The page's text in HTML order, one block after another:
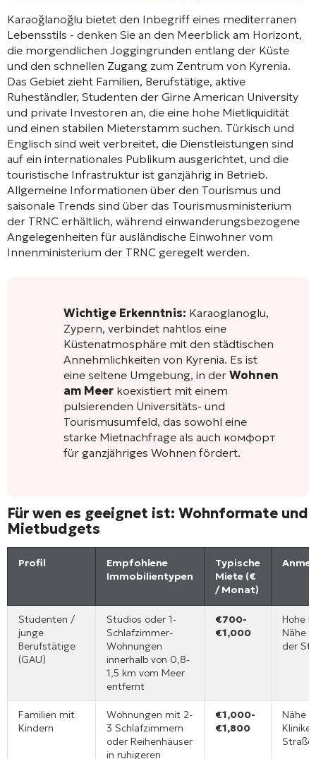
Karaoğlanoğlu bietet den Inbegriff eines mediterranen
Lebensstils - denken Sie an den Meerblick am Horizont,
die morgendlichen Joggingrunden entlang der Küste
und den schnellen Zugang zum Zentrum von Kyrenia.
Das Gebiet zieht Familien, Berufstätige, aktive
Ruheständler, Studenten der Girne American University
und private Investoren an, die eine hohe Mietliquidität
und einen stabilen Mieterstamm suchen. Türkisch und
Englisch sind weit verbreitet, die Dienstleistungen sind
auf ein internationales Publikum ausgerichtet, und die
touristische Infrastruktur ist ganzjährig in Betrieb.
Allgemeine Informationen über den Tourismus und
saisonale Trends sind über das Tourismusministerium
der TRNC erhältlich, während einwanderungsbezogene
Angelegenheiten für ausländische Einwohner vom
Innenministerium der TRNC geregelt werden.
Wichtige Erkenntnis: Karaoglanoglu,
Zypern, verbindet nahtlos eine
Küstenatmosphäre mit den städtischen
Annehmlichkeiten von Kyrenia. Es ist
eine seltene Umgebung, in der Wohnen
am Meer koexistiert mit einem
pulsierenden Universitäts- und
Tourismusumfeld, das sowohl eine
starke Mietnachfrage als auch комфорт
für ganzjähriges Wohnen fördert.
Für wen es geeignet ist: Wohnformate und
Mietbudgets
Profil
Empfohlene
Immobilientypen
Typische
Miete (€
/ Monat)
Studenten /
junge
Berufstätige
(GAU)
Studios oder 1-
Schlafzimmer-
Wohnungen
innerhalb von 0,8-
1,5 km vom Meer
entfernt
€700-
€1,000
Hohe
Nähe
der
Familien mit
Kindern
Wohnungen mit 2-
3 Schlafzimmern
oder Reihenhäuser
in ruhigeren
€1,000-
€1,800
Nähe